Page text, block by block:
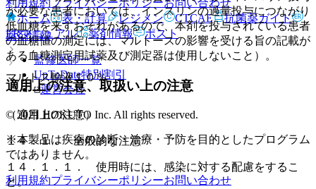
薬剤情報
マルトス輸液１０％
が必要な患者においては、インスリンの過量投与につながり
低血糖を来すおそれがあるので、本剤を投与されている患者
の血糖値の測定には、マルトースの影響を受ける旨の記載が
ある血糖測定用試薬及び測定器は使用しないこと）。
適用上の注意、取扱い上の注意
（適用上の注意）
１４．１． 全般的な注意
１４．１．１． 使用時には、感染に対する配慮をするこ
と。
ホーム
表・計算 レジメン CTCAE
抗菌薬ガイド
ERマニュアル
薬剤情報 ポスト
監修医師一覧
UpToDate特別割引
運営会社
© 2021 HOKUTO Inc. All rights reserved.
※本製品は疾病の診断・治療・予防を目的としたプログラム
ではありません。
利用規約プライバシーポリシーお問い合わせ